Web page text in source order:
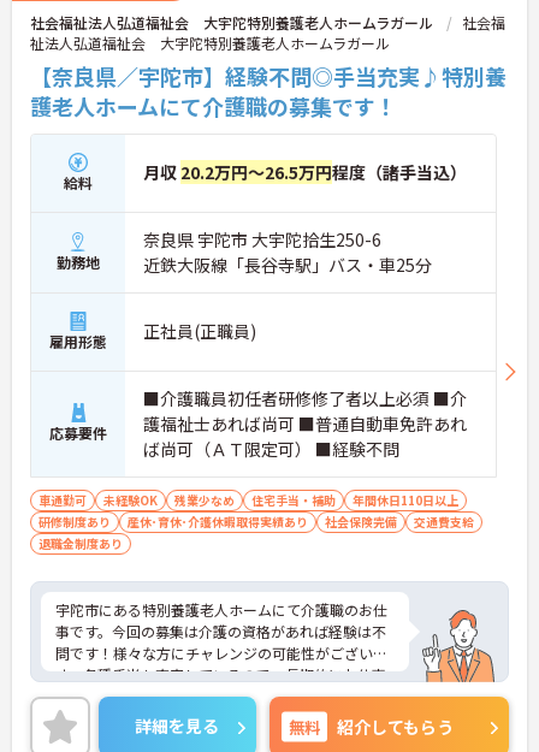
社会福祉法人弘道福祉会 大宇陀特別養護老人ホームラガール
社会福
祉法人弘道福祉会 大宇陀特別養護老人ホームラガール
【奈良県／宇陀市】経験不問◎手当充実♪特別養
護老人ホームにて介護職の募集です！
給料 月収 20.2万円～26.5万円程度（諸手当込）
勤務地
奈良県 宇陀市 大宇陀拾生250-6
近鉄大阪線「長谷寺駅」バス・車25分
雇用形態 正社員(正職員)
応募要件
■介護職員初任者研修修了者以上必須 ■介
護福祉士あれば尚可 ■普通自動車免許あれ
ば尚可（ＡＴ限定可） ■経験不問
車通勤可 未経験OK 残業少なめ 住宅手当・補助
年間休日110日以上
研修制度あり
産休･育休･介護休暇取得実績あり 社会保険完備
交通費支給
退職金制度あり
宇陀市にある特別養護老人ホームにて介護職のお仕
事です。今回の募集は介護の資格があれば経験は不
問です！様々な方にチャレンジの可能性がございま
す。各種手当も充実しているので、長期的にお仕事
を続けたい方にもおすすめです。
ご興味がある方は是非一度マイナビまでお問い合わ
せください。さらに詳細などお伝えします。
詳細を見る 無料 紹介してもらう